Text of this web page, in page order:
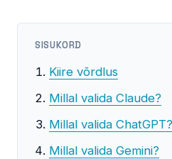
SISUKORD
Kiire võrdlus
Millal valida Claude?
Millal valida ChatGPT?
Millal valida Gemini?